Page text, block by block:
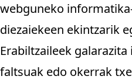
webguneko
diezaiekeen ekintzarik
Erabiltzaileek
faltsuak edo okerrak